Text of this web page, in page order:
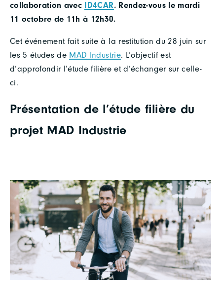
collaboration avec ID4CAR.Rendez-vous le mardi
11 octobre de 11h à 12h30.
Cet événement fait suite à la restitution du 28 juin sur
les 5 études de MAD Industrie. L’objectif est
d’approfondir l’étude filière et d’échanger sur celle-
ci.
Présentation de l’étude filière du
projet MAD Industrie